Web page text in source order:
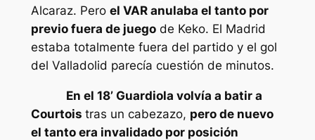
Alcaraz. Pero el VAR anulaba el tanto por
previo fuera de juegode Keko. El Madrid
estaba totalmente fuera del partido y el gol
del Valladolid parecía cuestión de minutos.
En el 18’ Guardiola volvía a batir a
Courtois tras un cabezazo, pero de nuevo
el tanto era invalidado por posición